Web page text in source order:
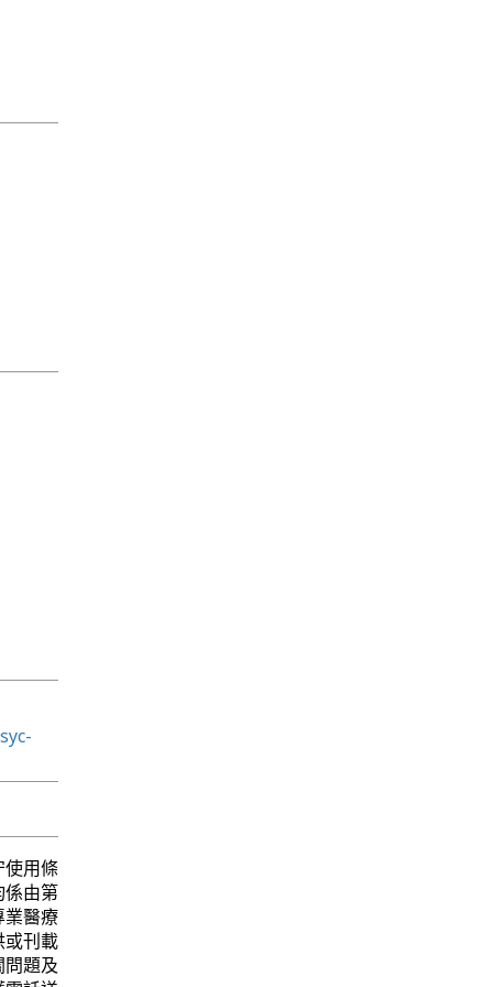
使用條
由第
醫療
刊載
題及